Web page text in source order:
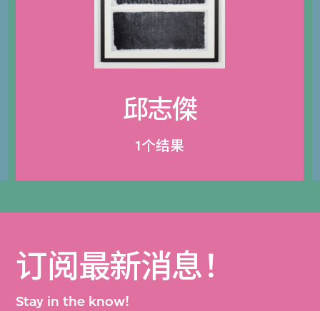
邱志傑
1个结果
订阅最新消息！
Stay in the know!